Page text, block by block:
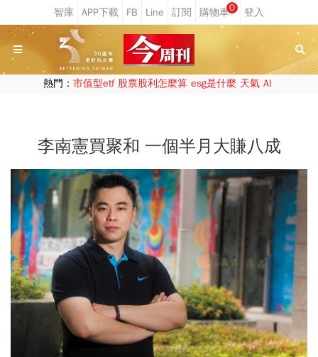
0
熱門： 市值型etf 股票股利怎麼算 esg是什麼 天氣 AI
李南憲買聚和 一個半月大賺八成